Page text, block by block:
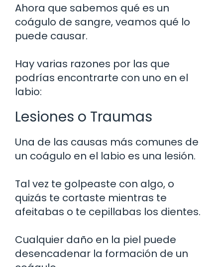
Ahora que sabemos qué es un
coágulo de sangre, veamos qué lo
puede causar.
Hay varias razones por las que
podrías encontrarte con uno en el
labio:
Lesiones o Traumas
Una de las causas más comunes de
un coágulo en el labio es una lesión.
Tal vez te golpeaste con algo, o
quizás te cortaste mientras te
afeitabas o te cepillabas los dientes.
Cualquier daño en la piel puede
desencadenar la formación de un